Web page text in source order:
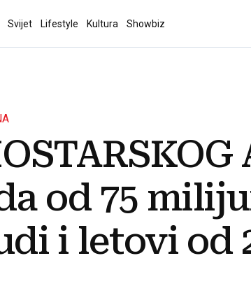
Svijet Lifestyle Kultura Showbiz
od 75
i letovi od